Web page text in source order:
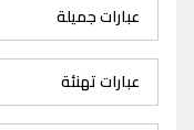
عبارات جميلة
عبارات تهنئة